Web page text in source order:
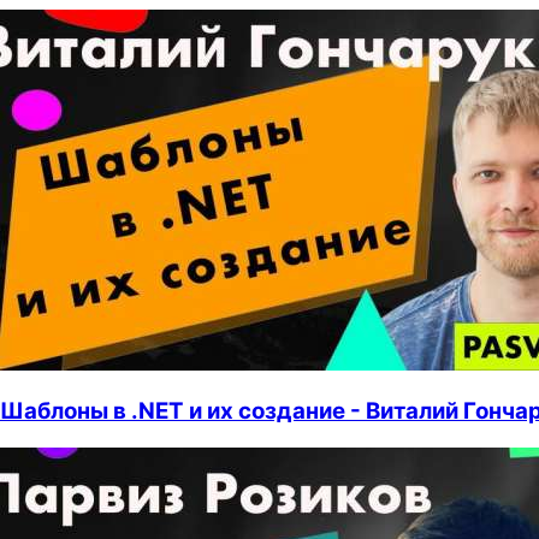
Шаблоны в .NET и их создание - Виталий